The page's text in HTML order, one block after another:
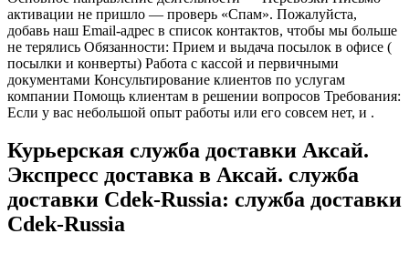
активации не пришло — проверь «Спам». Пожалуйста,
добавь наш Email-адрес в список контактов, чтобы мы больше
не терялись Обязанности: Прием и выдача посылок в офисе (
посылки и конверты) Работа с кассой и первичными
документами Консультирование клиентов по услугам
компании Помощь клиентам в решении вопросов Требования:
Если у вас небольшой опыт работы или его совсем нет, и .
Курьерская служба доставки Аксай.
Экспресс доставка в Аксай. служба
доставки Cdek-Russia: служба доставки
Cdek-Russia